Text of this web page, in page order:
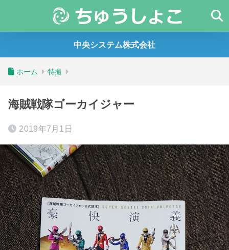
中央システム株式会社
ホーム 特撮
海賊戦隊ゴーカイジャー
2019年7月1日